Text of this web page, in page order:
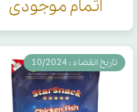
اتمام موجودی
تاریخ انقضاء : 10/2024